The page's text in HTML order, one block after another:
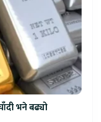
भने बढ्यो